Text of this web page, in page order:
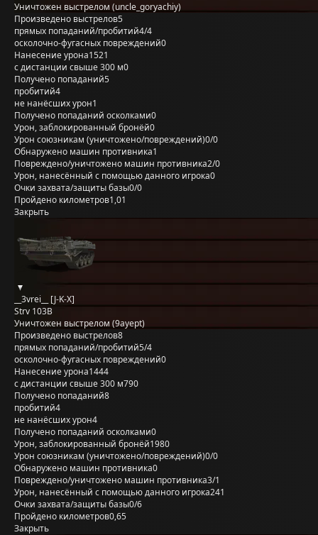
Уничтожен выстрелом (uncle_goryachiy)
Произведено выстрелов5
прямых попаданий/пробитий4/4
осколочно-фугасных повреждений0
Нанесение урона1521
с дистанции свыше 300 м0
Получено попаданий5
пробитий4
не нанёсших урон1
Получено попаданий осколками0
Урон, заблокированный бронёй0
Урон союзникам (уничтожено/повреждений)0/0
Обнаружено машин противника1
Повреждено/уничтожено машин противника2/0
Урон, нанесённый с помощью данного игрока0
Очки захвата/защиты базы0/0
Пройдено километров1,01
Закрыть
__3vrei__ [J-K-X]
Strv 103B
Уничтожен выстрелом (9ayept)
Произведено выстрелов8
прямых попаданий/пробитий5/4
осколочно-фугасных повреждений0
Нанесение урона1444
с дистанции свыше 300 м790
Получено попаданий8
пробитий4
не нанёсших урон4
Получено попаданий осколками0
Урон, заблокированный бронёй1980
Урон союзникам (уничтожено/повреждений)0/0
Обнаружено машин противника0
Повреждено/уничтожено машин противника3/1
Урон, нанесённый с помощью данного игрока241
Очки захвата/защиты базы0/6
Пройдено километров0,65
Закрыть